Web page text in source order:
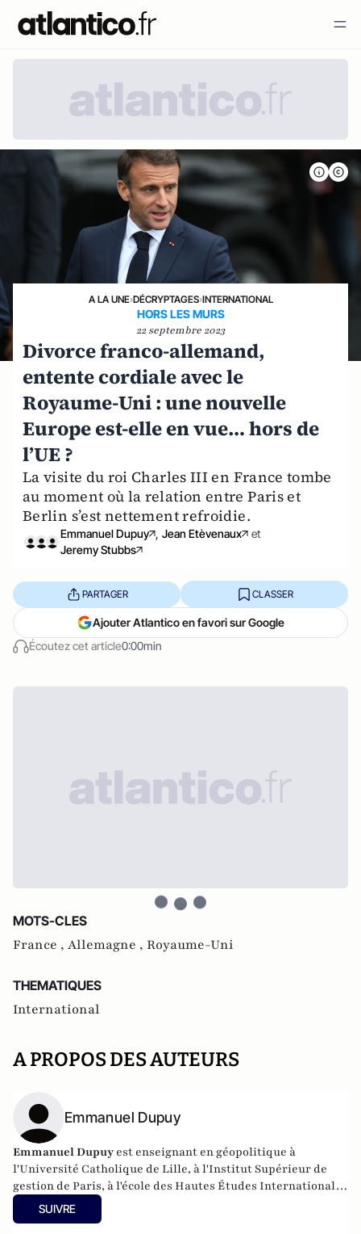
A LA UNE›DÉCRYPTAGES›INTERNATIONAL
HORS LES MURS
22 septembre 2023
Divorce franco-allemand,
entente cordiale avec le
Royaume-Uni : une nouvelle
Europe est-elle en vue… hors de
l’UE ?
La visite du roi Charles III en France tombe
au moment où la relation entre Paris et
Berlin s’est nettement refroidie.
Emmanuel Dupuy , Jean Etèvenaux
et
Jeremy Stubbs
Écoutez cet article0:00min
PARTAGER CLASSER
Ajouter Atlantico en favori sur Google
MOTS-CLES
France , Allemagne , Royaume-Uni
THEMATIQUES
International
A PROPOS DES AUTEURS
Emmanuel Dupuy
Emmanuel Dupuy est enseignant en géopolitique à
l'Université Catholique de Lille, à l'Institut Supérieur de
gestion de Paris, à l'école des Hautes Études Internationales
et Politiques. Il est également président de l'Institut
Prospective et Sécurité en Europe (IPSE).
SUIVRE